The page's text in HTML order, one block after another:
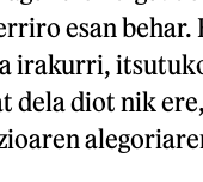
esan
irakurri,
dela diot nik